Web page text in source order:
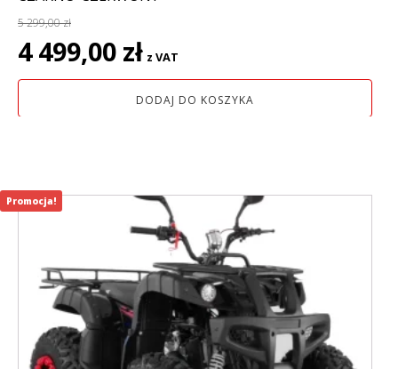
5 299,00zł
Pierwotna
cena
wynosiła:
4 499,00 zł cena
wynosi:
4
z VAT
DODAJ DO KOSZYKA
Promocja!